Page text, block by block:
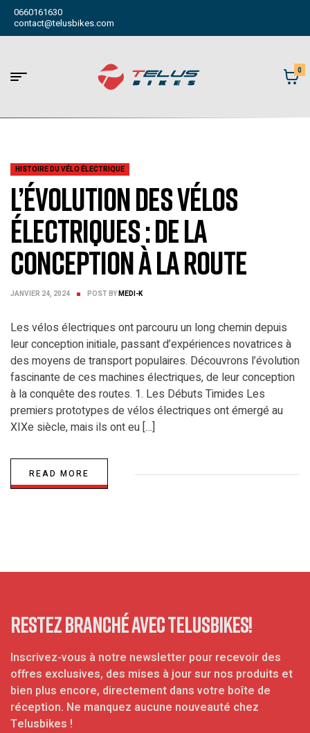
0660161630
contact@telusbikes.com
0
HISTOIRE DU VÉLO ÉLECTRIQUE
L’Évolution des Vélos
Électriques : De la
Conception à la Route
JANVIER 24, 2024 POST BYMEDI-K
Les vélos électriques ont parcouru un long chemin depuis
leur conception initiale, passant d’expériences novatrices à
des moyens de transport populaires. Découvrons l’évolution
fascinante de ces machines électriques, de leur conception
à la conquête des routes. 1. Les Débuts Timides Les
premiers prototypes de vélos électriques ont émergé au
XIXe siècle, mais ils ont eu […]
READ MORE
RESTEZ BRANCHÉ AVEC TELUSBIKES!
Inscrivez-vous à notre newsletter pour recevoir des
offres exclusives, des mises à jour sur nos produits et
bien plus encore, directement dans votre boîte de
réception. Ne manquez aucune nouveauté chez
Telusbikes !